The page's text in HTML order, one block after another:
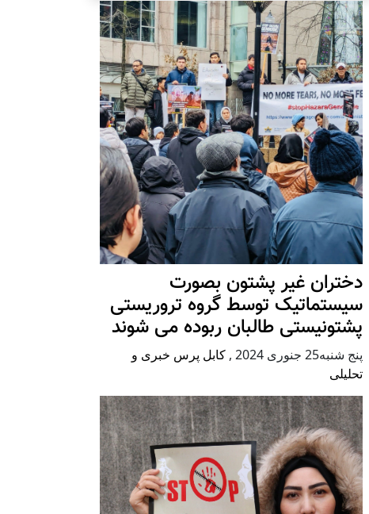
دختران غیر پشتون بصورت
سیستماتیک توسط گروه تروریستی
پشتونیستی طالبان ربوده می شوند
پنج شنبه25 جنوری 2024 , کابل پرس خبری و
تحلیلی